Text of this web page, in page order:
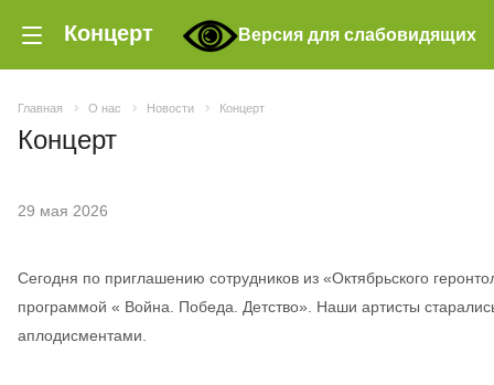
Концерт Версия для слабовидящих
Главная О нас Новости Концерт
Концерт
29 мая 2026
Сегодня по приглашению сотрудников из «Октябрьского
программой « Война. Победа. Детство». Наши артисты
аплодисментами.